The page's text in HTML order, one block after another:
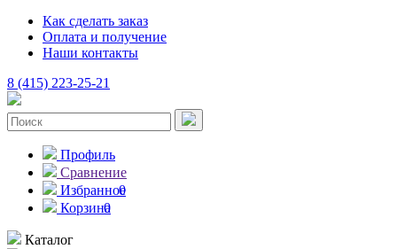
Как сделать заказ
Оплата и получение
Наши контакты
8 (415) 223-25-21
Профиль
Сравнение
Избранное
0
Корзина
0
Каталог